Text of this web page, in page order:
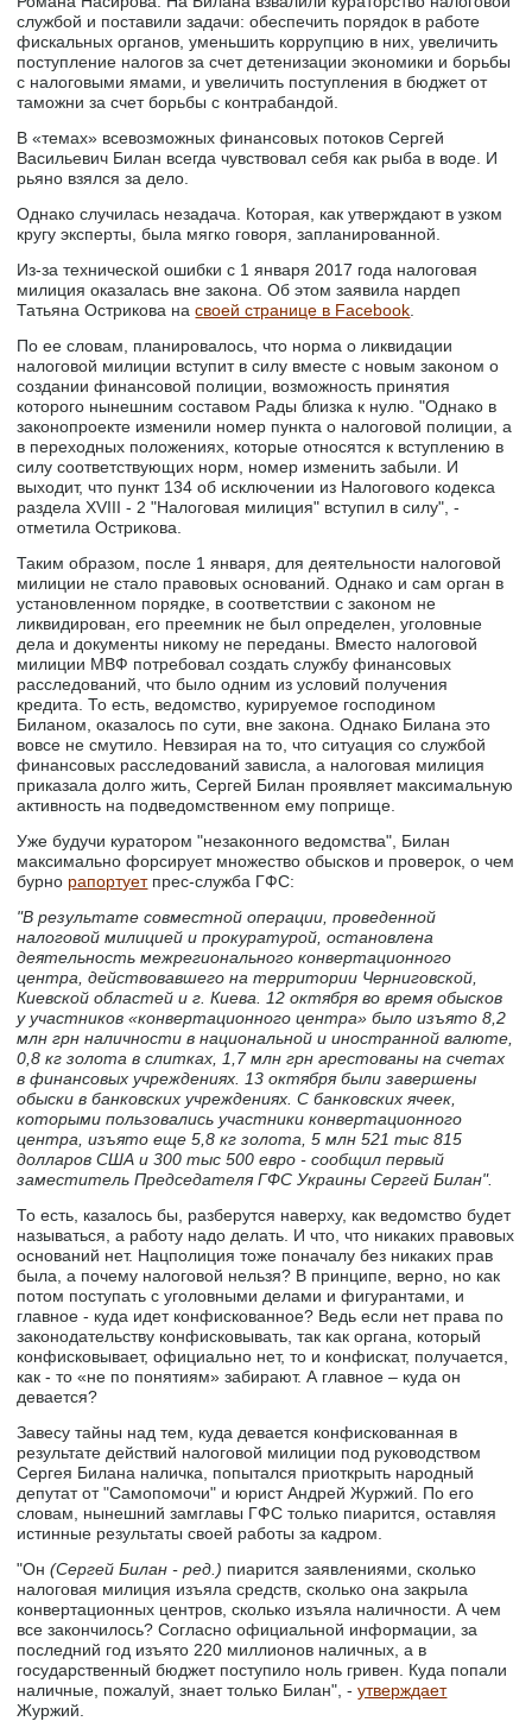
службой и поставили задачи: обеспечить порядок в работе
фискальных органов, уменьшить коррупцию в них, увеличить
поступление налогов за счет детенизации экономики и борьбы
с налоговыми ямами, и увеличить поступления в бюджет от
таможни за счет борьбы с контрабандой.
В «темах» всевозможных финансовых потоков Сергей
Васильевич Билан всегда чувствовал себя как рыба в воде. И
рьяно взялся за дело.
Однако случилась незадача. Которая, как утверждают в узком
кругу эксперты, была мягко говоря, запланированной.
Из-за технической ошибки с 1 января 2017 года налоговая
милиция оказалась вне закона. Об этом заявила нардеп
Татьяна Острикова насвоей странице в Facebook
По ее словам, планировалось, что норма о ликвидации
налоговой милиции вступит в силу вместе с новым законом о
создании финансовой полиции, возможность принятия
которого нынешним составом Рады близка к нулю. "Однако в
законопроекте изменили номер пункта о налоговой полиции, а
в переходных положениях, которые относятся к вступлению в
силу соответствующих норм, номер изменить забыли. И
выходит, что пункт 134 об исключении из Налогового кодекса
раздела ХVІІІ - 2 "Налоговая милиция" вступил в силу", -
отметила Острикова.
Таким образом, после 1 января, для деятельности налоговой
милиции не стало правовых оснований. Однако и сам орган в
установленном порядке, в соответствии с законом не
ликвидирован, его преемник не был определен, уголовные
дела и документы никому не переданы. Вместо налоговой
милиции МВФ потребовал создать службу финансовых
расследований, что было одним из условий получения
кредита. То есть, ведомство, курируемое господином
Биланом, оказалось по сути, вне закона. Однако Билана это
вовсе не смутило. Невзирая на то, что ситуация со службой
финансовых расследований зависла, а налоговая милиция
приказала долго жить, Сергей Билан проявляет максимальную
активность на подведомственном ему поприще.
Уже будучи куратором "незаконного ведомства", Билан
максимально форсирует множество обысков и проверок, о чем
бурно рапортуетпрес-служба ГФС:
"В результате совместной операции, проведенной
налоговой милицией и прокуратурой, остановлена
деятельность межрегионального конвертационного
центра, действовавшего на территории Черниговской,
Киевской областей и г. Киева. 12 октября во время обысков
у участников «конвертационного центра» было изъято 8,2
млн грн наличности в национальной и иностранной валюте,
0,8 кг золота в слитках, 1,7 млн грн арестованы на счетах
в финансовых учреждениях. 13 октября были завершены
обыски в банковских учреждениях. С банковских ячеек,
которыми пользовались участники конвертационного
центра, изъято еще 5,8 кг золота, 5 млн 521 тыс 815
долларов США и 300 тыс 500 евро - сообщил первый
заместитель Председателя ГФС Украины Сергей Билан".
То есть, казалось бы, разберутся наверху, как ведомство будет
называться, а работу надо делать. И что, что никаких правовых
оснований нет. Нацполиция тоже поначалу без никаких прав
была, а почему налоговой нельзя? В принципе, верно, но как
потом поступать с уголовными делами и фигурантами, и
главное - куда идет конфискованное? Ведь если нет права по
законодательству конфисковывать, так как органа, который
конфисковывает, официально нет, то и конфискат, получается,
как - то «не по понятиям» забирают. А главное – куда он
девается?
Завесу тайны над тем, куда девается конфискованная в
результате действий налоговой милиции под руководством
Сергея Билана наличка, попытался приоткрыть народный
депутат от "Самопомочи" и юрист Андрей Журжий. По его
словам, нынешний замглавы ГФС только пиарится, оставляя
истинные результаты своей работы за кадром.
"Он(Сергей Билан - ред.) пиарится заявлениями, сколько
налоговая милиция изъяла средств, сколько она закрыла
конвертационных центров, сколько изъяла наличности. А чем
все закончилось? Согласно официальной информации, за
последний год изъято 220 миллионов наличных, а в
государственный бюджет поступило ноль гривен. Куда попали
наличные, пожалуй, знает только Билан", -утверждает
Журжий.